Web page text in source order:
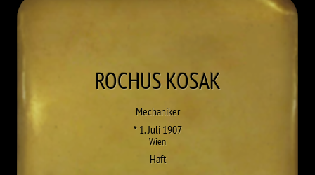
ROCHUSKOSAK
Mechaniker
* 1. Juli 1907
Wien
Haft